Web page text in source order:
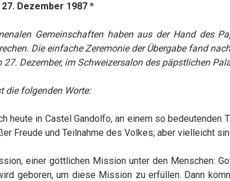
Dezember 1987 *
Gemeinschaften haben aus der Hand des
Die einfache Zeremonie der Übergabe fand
27. Dezember, im Schweizersalon des päpstlichen
die folgenden Worte:
heute in Castel Gandolfo, an einem so
Freude und Teilnahme des Volkes; aber vielleicht
einer göttlichen Mission unter den Menschen:
geboren, um diese Mission zu erfüllen. Dann